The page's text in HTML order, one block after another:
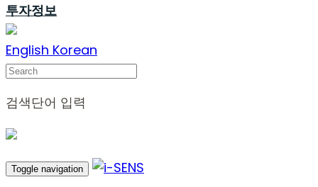
투자정보
English Korean
Search
검색단어 입력
Toggle navigation